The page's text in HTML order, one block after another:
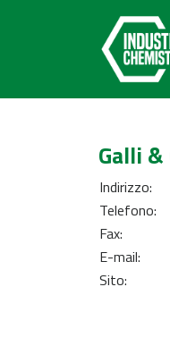
Galli &
Indirizzo:
Telefono:
Fax:
E-mail:
Sito: